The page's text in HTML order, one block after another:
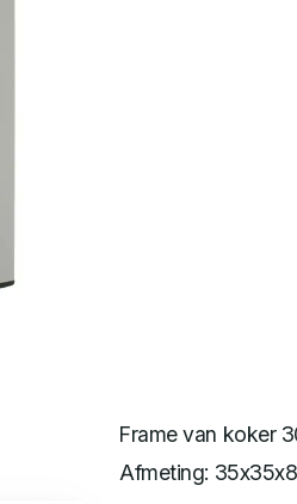
Frame van koker
Afmeting: